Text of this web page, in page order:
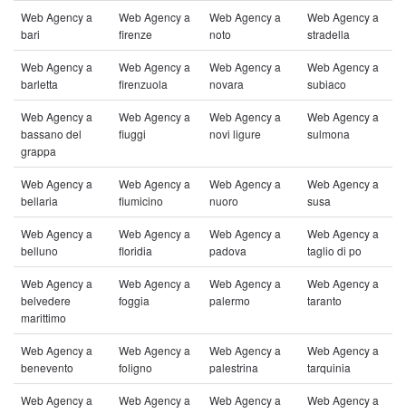
Web Agency a
bari
Web Agency a
firenze
Web Agency a
noto
Web Agency a
stradella
Web Agency a
barletta
Web Agency a
firenzuola
Web Agency a
novara
Web Agency a
subiaco
Web Agency a
bassano del
grappa
Web Agency a
fiuggi
Web Agency a
novi ligure
Web Agency a
sulmona
Web Agency a
bellaria
Web Agency a
fiumicino
Web Agency a
nuoro
Web Agency a
susa
Web Agency a
belluno
Web Agency a
floridia
Web Agency a
padova
Web Agency a
taglio di po
Web Agency a
belvedere
marittimo
Web Agency a
foggia
Web Agency a
palermo
Web Agency a
taranto
Web Agency a
benevento
Web Agency a
foligno
Web Agency a
palestrina
Web Agency a
tarquinia
Web Agency a
Web Agency a
Web Agency a
Web Agency a